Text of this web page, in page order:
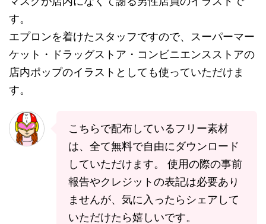
す。
エプロンを着けたスタッフですので、スーパーマー
ケット・ドラッグストア・コンビニエンスストアの
店内ポップのイラストとしても使っていただけま
す。
こちらで配布しているフリー素材
は、全て無料で自由にダウンロード
していただけます。 使用の際の事前
報告やクレジットの表記は必要あり
ませんが、気に入ったらシェアして
いただけたら嬉しいです。